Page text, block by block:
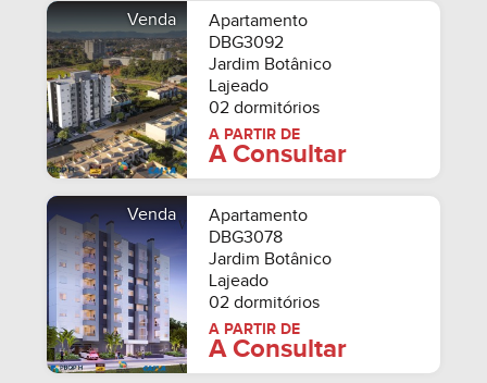
Venda
Apartamento
DBG3092
Jardim Botânico
Lajeado
02 dormitórios
A PARTIR DE
A Consultar
Venda
Apartamento
DBG3078
Jardim Botânico
Lajeado
02 dormitórios
A PARTIR DE
A Consultar